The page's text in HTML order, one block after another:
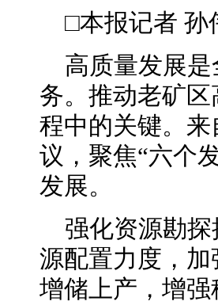
□本报记者 孙
高质量发展
务。推动老矿
程中的关键。
议，聚焦“六个
发展。
强化资源勘
源配置力度，
增储上产，增